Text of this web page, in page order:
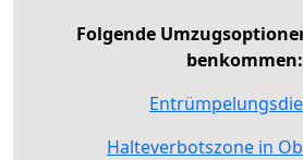
Folgende
benkommen:
Halteverbotszone in